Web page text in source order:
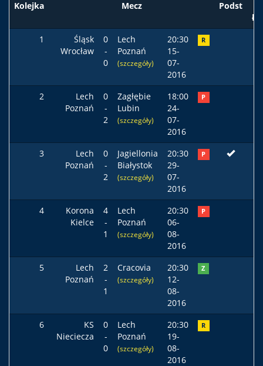
Kolejka Mecz Podst
1
Śląsk
Wrocław
0
-
0
Lech
Poznań
(szczegóły)
20:30
15-
07-
2016
R
2
Lech
Poznań
0
-
2
Zagłębie
Lubin
(szczegóły)
18:00
24-
07-
2016
P
3
Lech
Poznań
0
-
2
Jagiellonia
Białystok
(szczegóły)
20:30
29-
07-
2016
P
4
Korona
Kielce
4
-
1
Lech
Poznań
(szczegóły)
20:30
06-
08-
2016
P
5
Lech
Poznań
2
-
1
Cracovia
(szczegóły)
20:30
12-
08-
2016
Z
6
KS
Nieciecza
0
-
0
Lech
Poznań
(szczegóły)
20:30
19-
08-
2016
R